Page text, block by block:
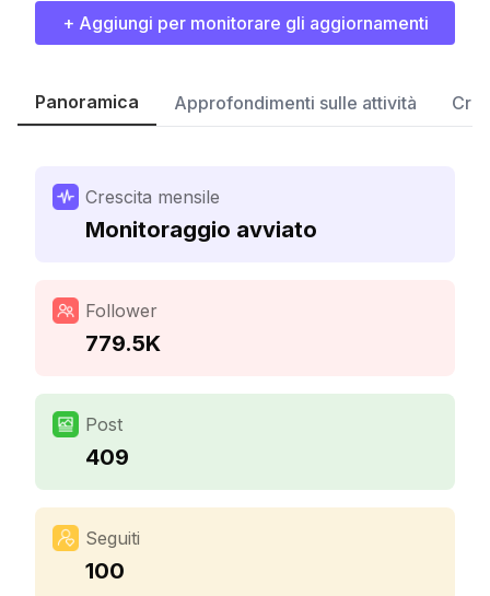
+ Aggiungi per monitorare gli aggiornamenti
Panoramica Approfondimenti sulle attività
Crescita mensile
Monitoraggio avviato
Follower
779.5K
Post
409
Seguiti
100